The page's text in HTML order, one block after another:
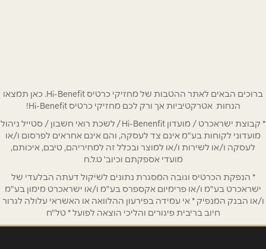
שם מלא*
טלפון
נושא*
אנא חזרו אלי בקשר ל...
ברוכים הבאים לאתר ההטבות של מחזיקי כרטיס Hi-Benefit. כאן תמצאו
הנחות אטרקטיביות אך ורק לכם מחזיקי כרטיס Hi-Benefit!
* קבוצת ישראכרט / מועדון Hi-Benenfit / לשכת רואי חשבון / סטייל ניהול
מועדוני לקוחות בע"מ אינם צד לעסקה, והם אינם אחראים לפרסום ו/או
לעסקה ו/או לשירות ו/או למוצר ובכלל זה למחיריהם, טיבם, איכותם,
מועדי אספקתם וכיוב' ט.ל.ח
* הנפקת הכרטיס וגובה המסגרת נתונים לשיקול דעתה הבלעדי של
ישראכרט בע"מ ו/או פרימיום אקספרס בע"מ ו/או ישראכרט מימון בע"מ
ו/או הבנק המנפיק * אי עמידה בפירעון ההלוואה או האשראי עלולה לגרור
חיוב בריבית פיגורים והליכי הוצאה לפועל * טל"ח